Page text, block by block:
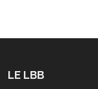
LE LBB